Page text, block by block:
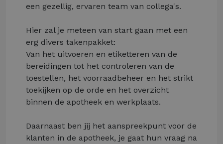
een gezellig, ervaren team van collega's.
Hier zal je meteen van start gaan met een
erg divers takenpakket:
Van het uitvoeren en etiketteren van de
bereidingen tot het controleren van de
toestellen, het voorraadbeheer en het strikt
toekijken op de orde en het overzicht
binnen de apotheek en werkplaats.
Daarnaast ben jij het aanspreekpunt voor de
klanten in de apotheek, je gaat hun vraag na